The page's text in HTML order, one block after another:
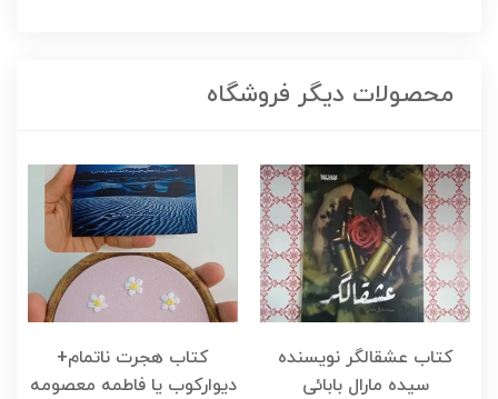
محصولات دیگر فروشگاه
کتاب عشقالگر نویسنده
سیده مارال بابائی
کتاب هجرت ناتمام+
دیوارکوب یا فاطمه معصومه